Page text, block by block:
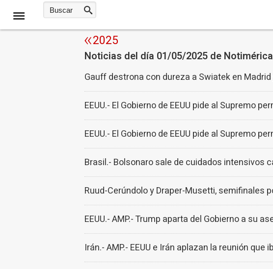
2025
Noticias del día 01/05/2025 de Notimérica
Gauff destrona con dureza a Swiatek en
EEUU.- El Gobierno de EEUU pide al Supremo
EEUU.- El Gobierno de EEUU pide al Supremo
Brasil.- Bolsonaro sale de cuidados intensivos
Ruud-Cerúndolo y Draper-Musetti, semifinales
EEUU.- AMP.- Trump aparta del Gobierno a su
Irán.- AMP.- EEUU e Irán aplazan la reunión